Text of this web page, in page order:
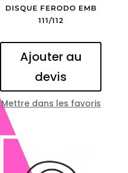
DISQUE FERODO EMB
111/112
Ajouter au
devis
Mettre dans les favoris